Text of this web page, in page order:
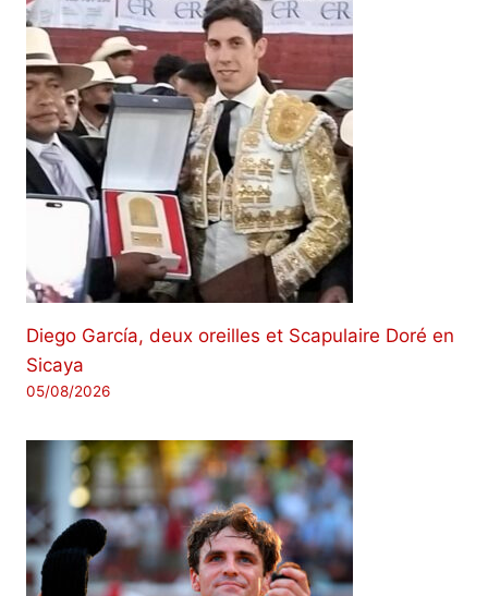
Diego García, deux oreilles et Scapulaire Doré en
Sicaya
05/08/2026